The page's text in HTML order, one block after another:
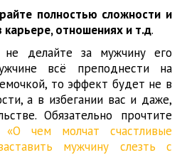
полностью сложности и
отношениях и т.д.
не делайте за мужчину его
всё преподнести на
то эффект будет не в
а в избегании вас и даже,
Обязательно прочтите
«О чем молчат счастливые
мужчину слезть с